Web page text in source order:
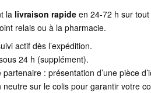
la livraison rapide en 24-72 h sur
relais ou à la pharmacie.
actif dès l’expédition.
24 h (supplément).
: présentation d’une pièce
neutre sur le colis pour garantir votre